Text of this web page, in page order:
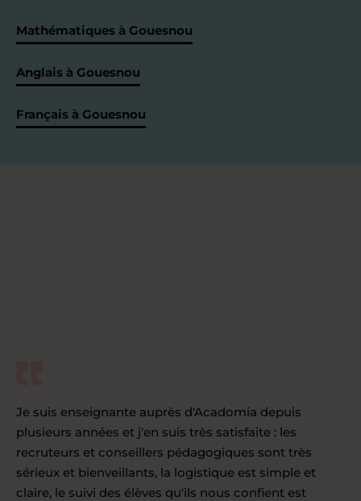
Mathématiques à Gouesnou
Anglais à Gouesnou
Français à Gouesnou
Je suis enseignante auprès d'Acadomia depuis
plusieurs années et j'en suis très satisfaite : les
recruteurs et conseillers pédagogiques sont très
sérieux et bienveillants, la logistique est simple et
claire, le suivi des élèves qu'ils nous confient est